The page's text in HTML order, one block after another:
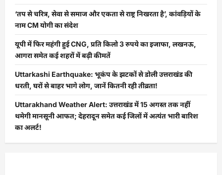
‘तप से चरित्र, सेवा से समाज और एकता से राष्ट्र निखरता है’, कांवड़ियों के
नाम CM योगी का संदेश
यूपी में फिर महंगी हुई CNG, प्रति किलो 3 रुपये का इजाफा, लखनऊ,
आगरा समेत कई शहरों में बढ़ी कीमतें
Uttarkashi Earthquake: भूकंप के झटकों से डोली उत्तराखंड की
धरती, घरों से बाहर भागे लोग, जानें कितनी रही तीव्रता!
Uttarakhand Weather Alert: उत्तराखंड में 15 अगस्त तक नहीं
थमेगी मानसूनी आफत; देहरादून समेत कई जिलों में अत्यंत भारी बारिश
का अलर्ट!